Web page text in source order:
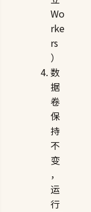
Wo
rke
rs
）
数
据
卷
保
持
不
变
，
运
行